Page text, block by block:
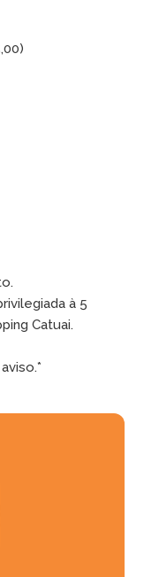
à 5
Catuai.